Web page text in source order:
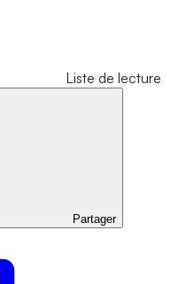
Liste de lecture
Partager